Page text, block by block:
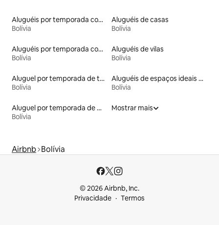
Aluguéis por temporada com café da manhã
Bolívia
Aluguéis de casas
Bolívia
Aluguéis por temporada com sauna
Bolívia
Aluguéis de vilas
Bolívia
Aluguel por temporada de townhouses
Bolívia
Aluguéis de espaços ideais para famílias
Bolívia
Aluguel por temporada de microcasas
Bolívia
Mostrar mais
Airbnb Bolívia
© 2026 Airbnb, Inc.
Privacidade
Termos